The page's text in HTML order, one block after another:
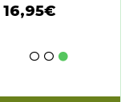
16,95€